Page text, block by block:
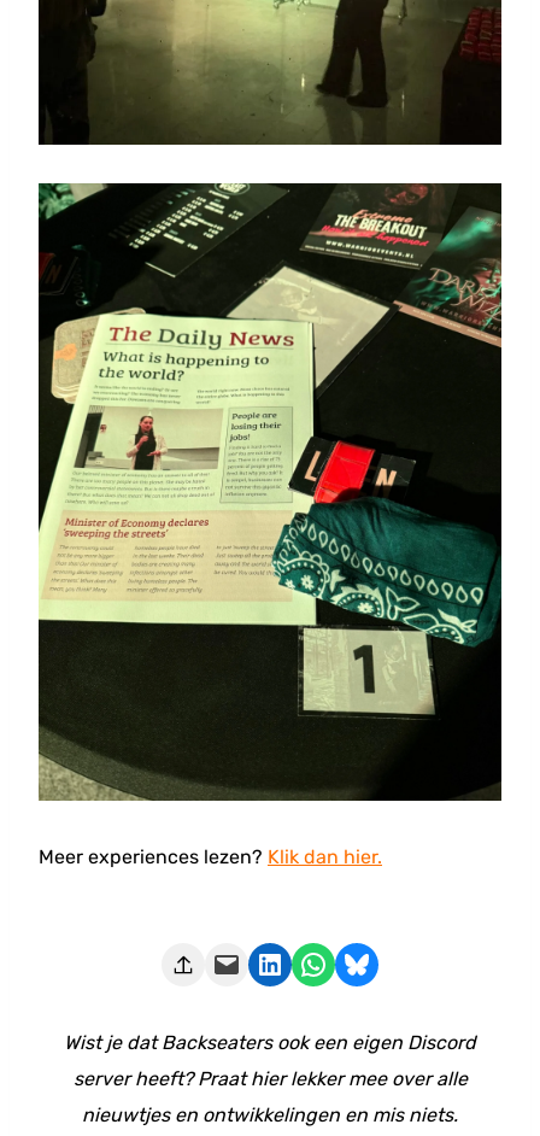
Meer experiences lezen? Klik dan hier.
Deze pagina e-mailen Delen op LinkedIn Delen via WhatsApp Share on Bluesky
Wist je dat Backseaters ook een eigen Discord
server heeft? Praat hier lekker mee over alle
nieuwtjes en ontwikkelingen en mis niets.